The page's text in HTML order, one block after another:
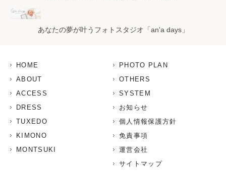
あなたの夢が叶うフォトスタジオ「an'a days」
HOME
ABOUT
ACCESS
DRESS
TUXEDO
KIMONO
MONTSUKI
PHOTO PLAN
OTHERS
SYSTEM
お知らせ
個人情報保護方針
免責事項
運営会社
サイトマップ